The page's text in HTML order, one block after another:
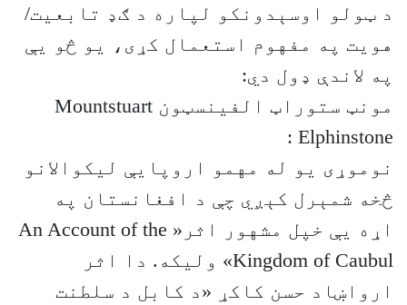
د ټولو اوسېدونکو لپاره د ګډ تابعیت/
هویت په مفهوم استعمال کړی، یو څو یې
په لاندې ډول دي:
مونټ ستوراټ الفینسټون Mountstuart
Elphinstone :
نوموړی یو له مهمو اروپایې لیکوالانو
څخه شمېرل کېږي چې د افغانستان په
اړه یې خپل مشهور اثر« An Account of the
Kingdom of Caubul» ولیکه. دا اثر
ارواښاد حسن کاکړ «د کابل د سلطنت